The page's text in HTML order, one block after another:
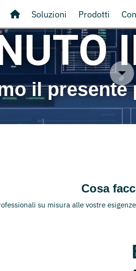
Soluzioni Prodotti
il
Cosa
su misura alle vostre